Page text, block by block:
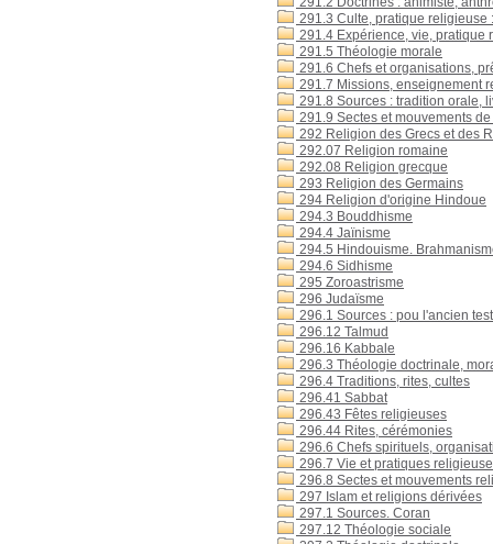
291.3 Culte, pratique religieuse
291.4 Expérience, vie, pratique
291.5 Théologie morale
291.6 Chefs et organisations,
291.7 Missions, enseignement
291.8 Sources : tradition orale,
291.9 Sectes et mouvements
292 Religion des Grecs et des
292.07 Religion romaine
292.08 Religion grecque
293 Religion des Germains
294 Religion d'origine Hindoue
294.3 Bouddhisme
294.4 Jaïnisme
294.5 Hindouisme.
294.6 Sidhisme
295 Zoroastrisme
296 Judaïsme
296.1 Sources : pou l'ancien
296.12 Talmud
296.16 Kabbale
296.3 Théologie doctrinale,
296.4 Traditions, rites, cultes
296.41 Sabbat
296.43 Fêtes religieuses
296.44 Rites, cérémonies
296.6 Chefs spirituels,
296.7 Vie et pratiques
296.8 Sectes et mouvements
297 Islam et religions dérivées
297.1 Sources. Coran
297.12 Théologie sociale